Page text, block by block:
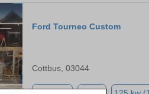
Ford Tourneo Custom
Cottbus, 03044